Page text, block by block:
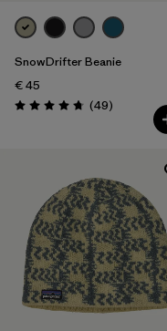
SnowDrifter Beanie
€ 45
Valutazione: 4.7 / 5
(49Recensioni
)